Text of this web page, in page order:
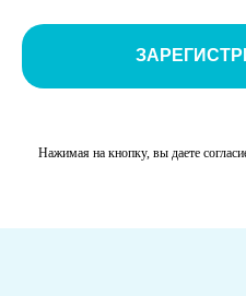
Нажимая на кнопку, вы даете